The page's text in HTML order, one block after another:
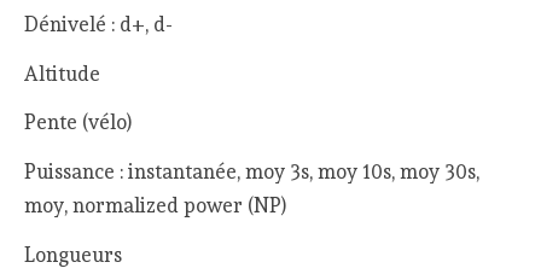
Dénivelé : d+, d-
Altitude
Pente (vélo)
Puissance : instantanée, moy 3s, moy 10s, moy 30s,
moy, normalized power (NP)
Longueurs